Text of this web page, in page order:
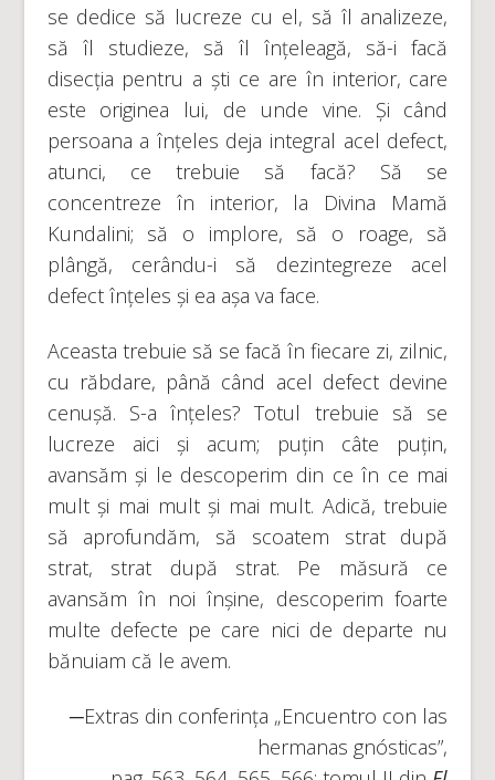
se dedice să lucreze cu el, să îl analizeze,
să îl studieze, să îl înțeleagă, să-i facă
disecția pentru a ști ce are în interior, care
este originea lui, de unde vine. Și când
persoana a înțeles deja integral acel defect,
atunci, ce trebuie să facă? Să se
concentreze în interior, la Divina Mamă
Kundalini; să o implore, să o roage, să
plângă, cerându-i să dezintegreze acel
defect înțeles și ea așa va face.
Aceasta trebuie să se facă în fiecare zi, zilnic,
cu răbdare, până când acel defect devine
cenușă. S-a înțeles? Totul trebuie să se
lucreze aici și acum; puțin câte puțin,
avansăm și le descoperim din ce în ce mai
mult și mai mult și mai mult. Adică, trebuie
să aprofundăm, să scoatem strat după
strat, strat după strat. Pe măsură ce
avansăm în noi înșine, descoperim foarte
multe defecte pe care nici de departe nu
bănuiam că le avem.
─Extras din conferința „Encuentro con las
hermanas gnósticas”,